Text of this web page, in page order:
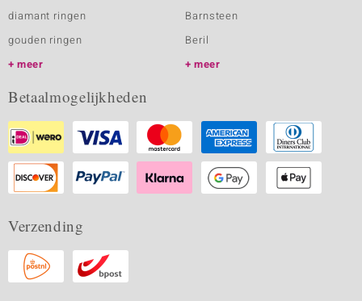
diamant ringen
gouden ringen
meer
Barnsteen
Beril
meer
Betaalmogelijkheden
Verzending